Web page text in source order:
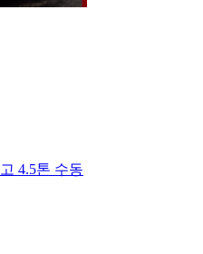
4.5톤 수동